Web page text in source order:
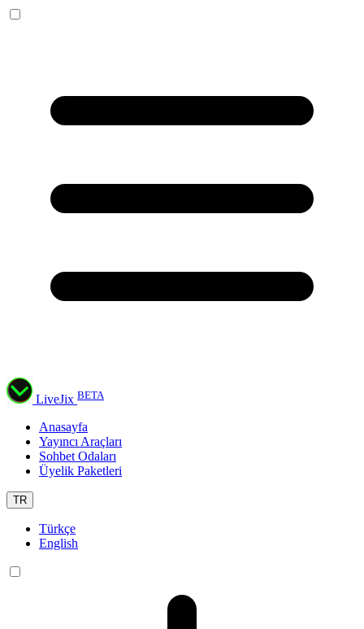
LiveJix BETA
Anasayfa
Yayıncı Araçları
Sohbet Odaları
Üyelik Paketleri
TR
Türkçe
English